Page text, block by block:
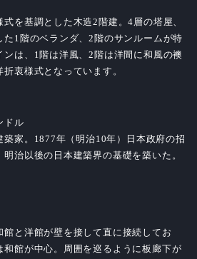
式を基調とした木造2階建。4層の塔屋、
た1階のベランダ、2階のサンルームが特
ンは、1階は洋風、2階は洋間に和風の襖
衷様式となっています。
ドル
築家。1877年（明治10年）日本政府の招
治以後の日本建築界の基礎を築いた。
館と洋館が壁を接して直に接続してお
和館が中心。周囲を巡るように板廊下が